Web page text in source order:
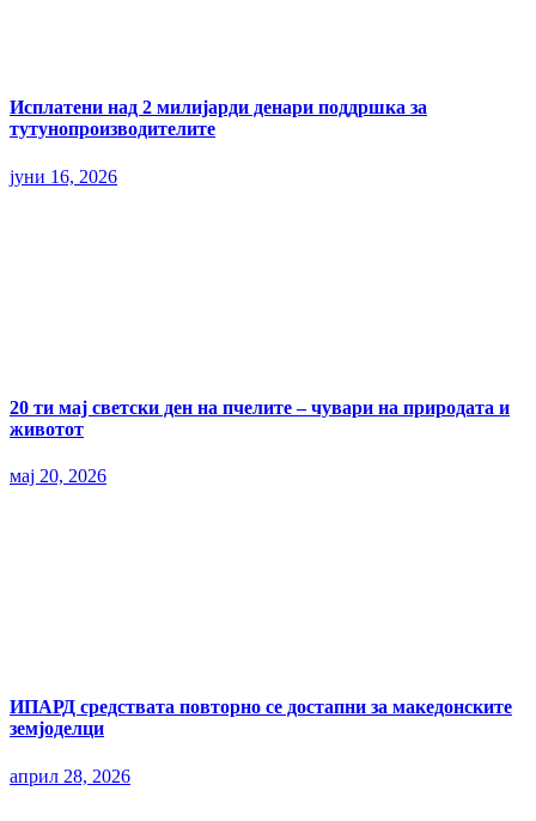
Исплатени над 2 милијарди денари поддршка за
тутунопроизводителите
јуни 16, 2026
20 ти мај светски ден на пчелите – чувари на природата и
животот
мај 20, 2026
ИПАРД средствата повторно се достапни за македонските
земјоделци
април 28, 2026